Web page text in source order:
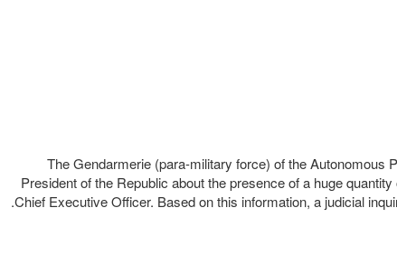
The Gendarmerie (para-military force) of the Autonomous
President of the Republic about the presence of a huge
Chief Executive Officer. Based on this information, a judicial